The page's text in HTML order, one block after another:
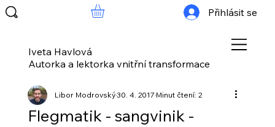
Iveta Havlová
Autorka a lektorka vnitřní transformace
Přihlásit se
Flegmatik - sangvinik -
Libor Modrovský30. 4. 2017Minut čtení: 2